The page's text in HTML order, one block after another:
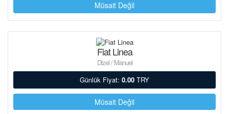
Müsait Değil
Fiat Linea
Dizel / Manuel
Günlük Fiyat: 0.00 TRY
Müsait Değil